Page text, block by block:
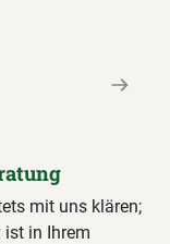
mit uns klären;
ist in Ihrem
Next